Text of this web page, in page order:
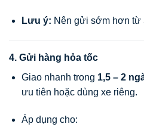
Lưu ý: Nên gửi sớm hơn từ
4. Gửi hàng hỏa tốc
Giao nhanh trong 1,5 – 2
ưu tiên hoặc dùng xe riêng.
Áp dụng cho: